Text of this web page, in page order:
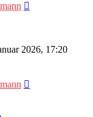
2026, 17:20